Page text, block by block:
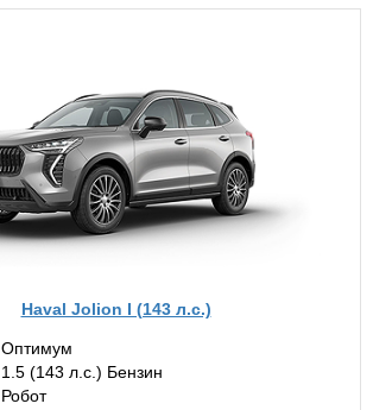
Haval Jolion I (143 л.с.)
Оптимум
1.5 (143 л.с.) Бензин
Робот